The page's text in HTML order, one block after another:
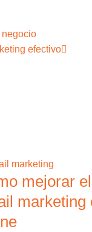
negocio
efectivo
mejorar
marketing